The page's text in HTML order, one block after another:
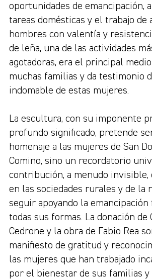
oportunidades de emancipación,
tareas domésticas y el trabajo de
hombres con valentía y
de leña, una de las actividades
agotadoras, era el principal
muchas familias y da testimonio
indomable de estas mujeres.
La escultura, con su imponente
profundo significado, pretende
homenaje a las mujeres de San
Comino, sino un recordatorio
contribución, a menudo invisible,
en las sociedades rurales y de la
seguir apoyando la
todas sus formas. La donación de
Cedrone y la obra de Fabio Rea
manifiesto de gratitud y
las mujeres que han trabajado
por el bienestar de sus familias y